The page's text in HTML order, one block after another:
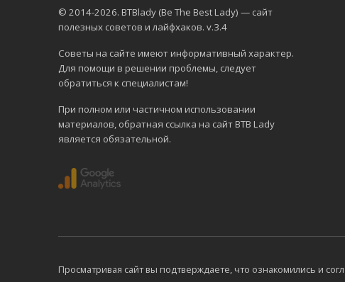
© 2014-2026. BTBlady (Be The Best Lady) — сайт
полезных советов и лайфхаков. v.3.4
Советы на сайте имеют информативный характер.
Для помощи в решении проблемы, следует
обратиться к специалистам!
При полном или частичном использовании
материалов, обратная ссылка на сайт BTB Lady
является обязательной.
Просматривая сайт вы подтверждаете, что ознакомились и